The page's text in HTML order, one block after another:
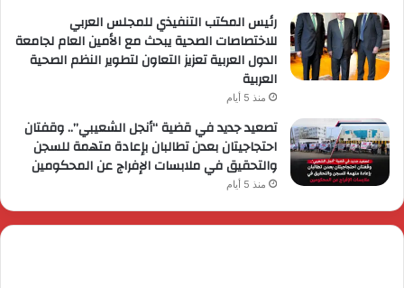
رئيس المكتب التنفيذي للمجلس العربي
للاختصاصات الصحية يبحث مع الأمين العام لجامعة
الدول العربية تعزيز التعاون لتطوير النظم الصحية
العربية
منذ 5 أيام
تصعيد جديد في قضية “أنجل الشعيبي”.. وقفتان
احتجاجيتان بعدن تطالبان بإعادة متهمة للسجن
والتحقيق في ملابسات الإفراج عن المحكومين
منذ 5 أيام